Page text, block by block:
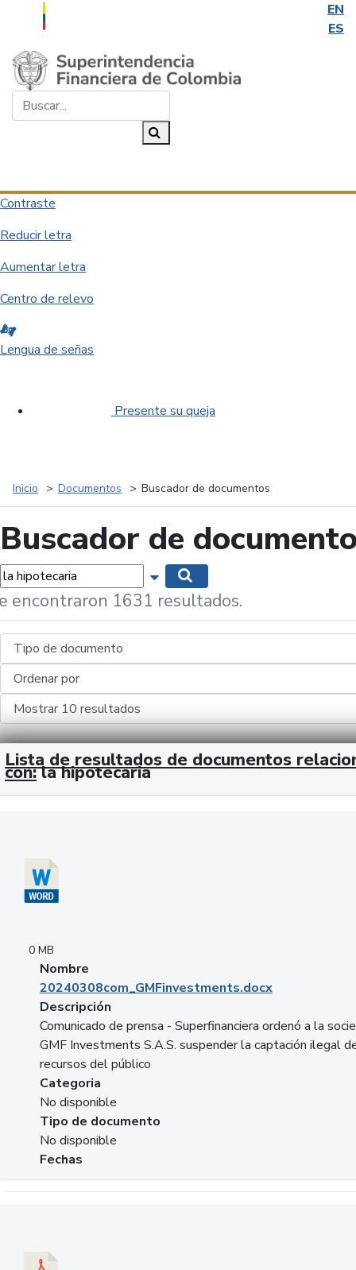
EN
ES
Saltar al contenido principal
Contraste
Reducir letra
Aumentar letra
Centro de relevo
Lengua de señas
Presente su queja
Inicio Documentos Buscador de documentos
Buscador de
Mostrar opciones de búsqueda
encontraron 1631 resultados.
Lista de resultados de documentos
con: la hipotecaria
0 MB
Nombre
20240308com_GMFinvestments.docx
Descripción
Comunicado de prensa - Superfinanciera ordenó a la
GMF Investments S.A.S. suspender la captación ilegal
recursos del público
Categoria
No disponible
Tipo de documento
No disponible
Fechas